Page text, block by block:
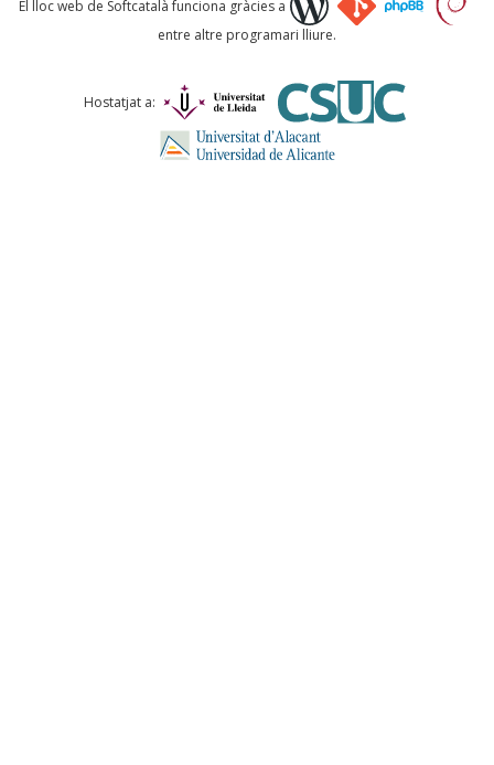
Comentari *
El lloc web de Softcatalà funciona gràcies a
entre altre programari lliure.
Hostatjat a: